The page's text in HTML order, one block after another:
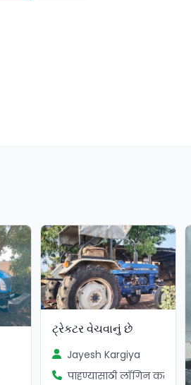
ટ્રેકટર વેચવાનું છે
Jayesh Kargiya
पाहण्यासाठी लॉगिन करा